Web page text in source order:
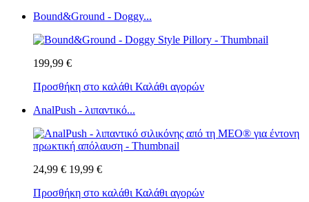
Bound&Ground - Doggy...
199,99 €
Προσθήκη στο καλάθι Καλάθι αγορών
AnalPush - λιπαντικό...
24,99 € 19,99 €
Προσθήκη στο καλάθι Καλάθι αγορών